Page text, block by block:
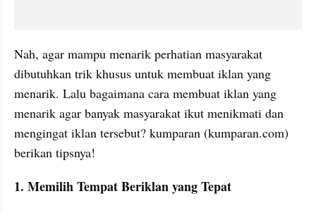
Nah, agar mampu menarik perhatian masyarakat
dibutuhkan trik khusus untuk membuat iklan yang
menarik. Lalu bagaimana cara membuat iklan yang
menarik agar banyak masyarakat ikut menikmati dan
mengingat iklan tersebut? kumparan (kumparan.com)
berikan tipsnya!
1. Memilih Tempat Beriklan yang Tepat